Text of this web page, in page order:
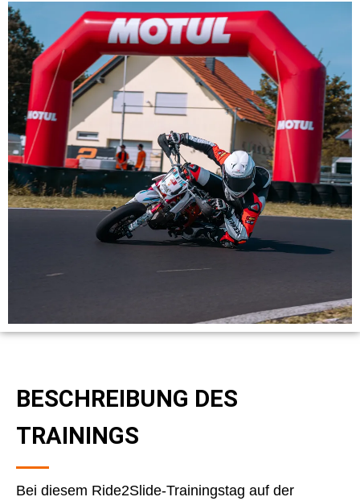
BESCHREIBUNG DES
TRAININGS
Bei diesem Ride2Slide-Trainingstag auf der